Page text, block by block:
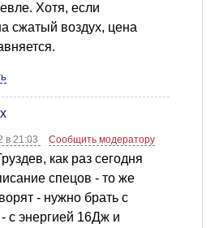
Хотя, если
сжатый воздух, цена
в 21:03
Сообщить модератору
как раз сегодня
спецов - то же
- нужно брать с
с энергией 16Дж и